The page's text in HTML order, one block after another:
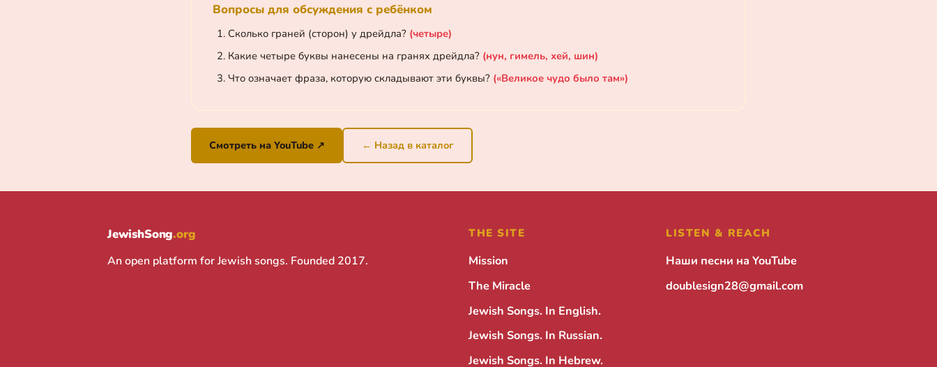
Вопросы для обсуждения с ребёнком
Сколько граней (сторон) у дрейдла? (четыре)
Какие четыре буквы нанесены на гранях дрейдла? (нун, гимель, хей, шин)
Что означает фраза, которую складывают эти буквы? («Великое чудо было там»)
Смотреть на YouTube ↗ ← Назад в каталог
JewishSong.org
An open platform for Jewish songs. Founded 2017.
THE SITE
Mission
The Miracle
Jewish Songs. In English.
Jewish Songs. In Russian.
Jewish Songs. In Hebrew.
LISTEN & REACH
Наши песни на YouTube
doublesign28@gmail.com